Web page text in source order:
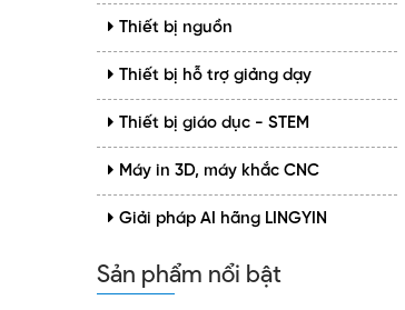
Thiết bị nguồn
Thiết bị hỗ trợ giảng dạy
Thiết bị giáo dục - STEM
Máy in 3D, máy khắc CNC
Giải pháp AI hãng LINGYIN
Sản phẩm nổi bật